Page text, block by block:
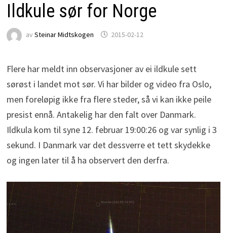
Ildkule sør for Norge
av Steinar Midtskogen 2015-02-12
Flere har meldt inn observasjoner av ei ildkule sett
sørøst i landet mot sør. Vi har bilder og video fra Oslo,
men foreløpig ikke fra flere steder, så vi kan ikke peile
presist ennå. Antakelig har den falt over Danmark.
Ildkula kom til syne 12. februar 19:00:26 og var synlig i 3
sekund. I Danmark var det dessverre et tett skydekke
og ingen later til å ha observert den derfra.